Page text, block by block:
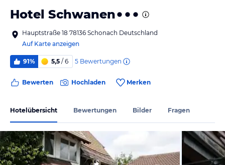
Hotel Schwanen
Hauptstraße 18 78136 Schonach Deutschland
Auf Karte anzeigen
91% 5,5 / 6 5 Bewertungen
Bewerten Hochladen Merken
Hotelübersicht Bewertungen Bilder Fragen